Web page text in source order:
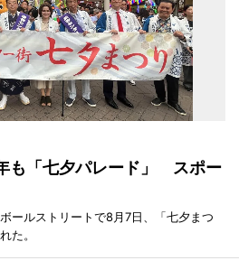
も「七夕パレード」 スポー
ールストリートで8月7日、「七夕まつ
た。